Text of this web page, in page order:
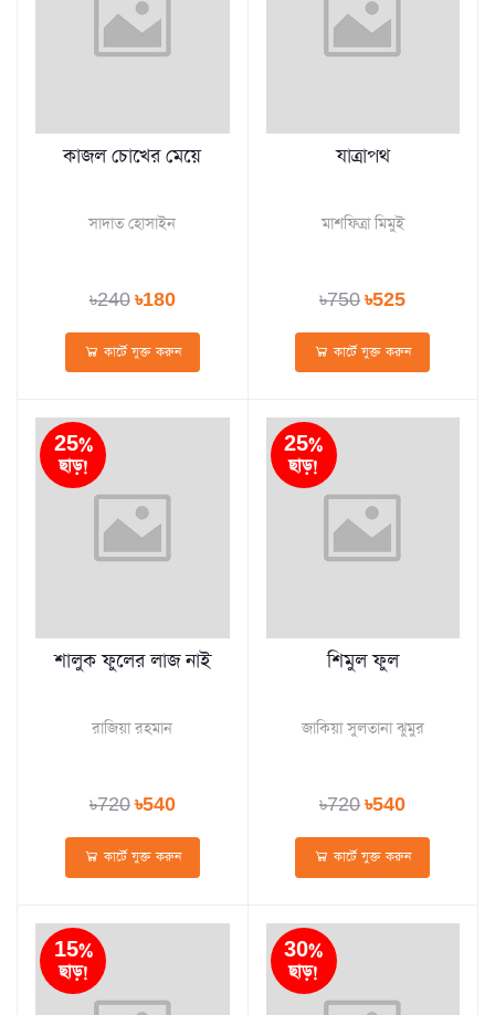
কাজল চোখের মেয়ে
সাদাত হোসাইন
৳240৳180
কার্টে যুক্ত করুন
যাত্রাপথ
মাশফিত্রা মিমুই
৳750৳525
কার্টে যুক্ত করুন
25%
ছাড়!
শালুক ফুলের লাজ নাই
রাজিয়া রহমান
৳720৳540
কার্টে যুক্ত করুন
25%
ছাড়!
শিমুল ফুল
জাকিয়া সুলতানা ঝুমুর
৳720৳540
কার্টে যুক্ত করুন
15%
ছাড়!
30%
ছাড়!